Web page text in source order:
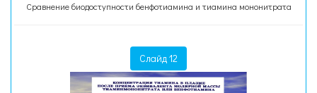
Сравнение биодоступности бенфотиамина и тиамина мононитрата
Слайд 12